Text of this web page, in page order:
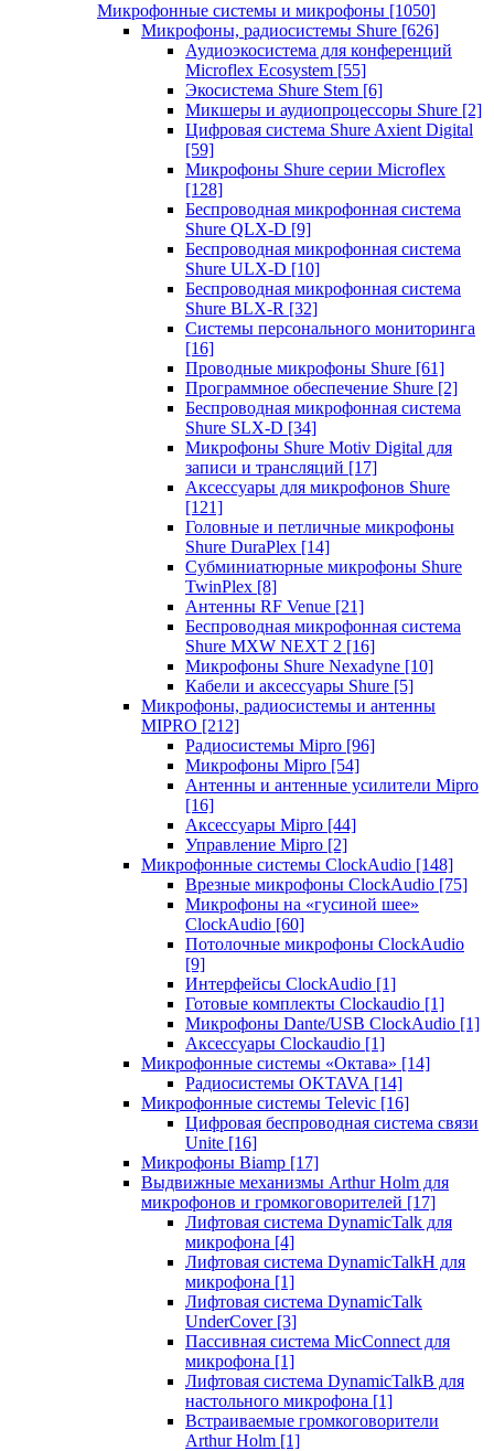
Микрофонные системы и микрофоны [1050]
Микрофоны, радиосистемы Shure [626]
Аудиоэкосистема для конференций
Microflex Ecosystem [55]
Экосистема Shure Stem [6]
Микшеры и аудиопроцессоры Shure [2]
Цифровая система Shure Axient Digital
[59]
Микрофоны Shure серии Microflex
[128]
Беспроводная микрофонная система
Shure QLX-D [9]
Беспроводная микрофонная система
Shure ULX-D [10]
Беспроводная микрофонная система
Shure BLX-R [32]
Системы персонального мониторинга
[16]
Проводные микрофоны Shure [61]
Программное обеспечение Shure [2]
Беспроводная микрофонная система
Shure SLX-D [34]
Микрофоны Shure Motiv Digital для
записи и трансляций [17]
Аксессуары для микрофонов Shure
[121]
Головные и петличные микрофоны
Shure DuraPlex [14]
Субминиатюрные микрофоны Shure
TwinPlex [8]
Антенны RF Venue [21]
Беспроводная микрофонная система
Shure MXW NEXT 2 [16]
Микрофоны Shure Nexadyne [10]
Кабели и аксессуары Shure [5]
Микрофоны, радиосистемы и антенны
MIPRO [212]
Радиосистемы Mipro [96]
Микрофоны Mipro [54]
Антенны и антенные усилители Mipro
[16]
Аксессуары Mipro [44]
Управление Mipro [2]
Микрофонные системы ClockAudio [148]
Врезные микрофоны ClockAudio [75]
Микрофоны на «гусиной шее»
ClockAudio [60]
Потолочные микрофоны ClockAudio
[9]
Интерфейсы ClockAudio [1]
Готовые комплекты Clockaudio [1]
Микрофоны Dante/USB ClockAudio [1]
Аксессуары Clockaudio [1]
Микрофонные системы «Октава» [14]
Радиосистемы OKTAVA [14]
Микрофонные системы Televic [16]
Цифровая беспроводная система связи
Unite [16]
Микрофоны Biamp [17]
Выдвижные механизмы Arthur Holm для
микрофонов и громкоговорителей [17]
Лифтовая система DynamicTalk для
микрофона [4]
Лифтовая система DynamicTalkH для
микрофона [1]
Лифтовая система DynamicTalk
UnderCover [3]
Пассивная система MicConnect для
микрофона [1]
Лифтовая система DynamicTalkB для
настольного микрофона [1]
Встраиваемые громкоговорители
Arthur Holm [1]